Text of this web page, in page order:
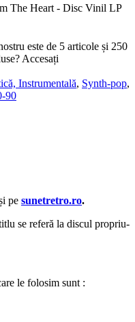
The Heart - Disc Vinil LP
este de 5 articole și 250
Accesați
Instrumentală, Synth-pop,
90
pe sunetretro.ro.
se referă la discul propriu-
le folosim sunt :